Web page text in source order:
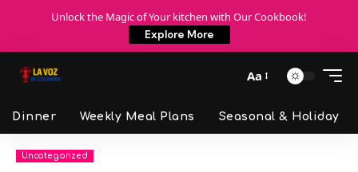
Unlock the Magic of Your kitchen with Our Cookbook!
Explore More
Aa
Dinner Weekly Meal Plans Seasonal & Holiday
Uncategorized